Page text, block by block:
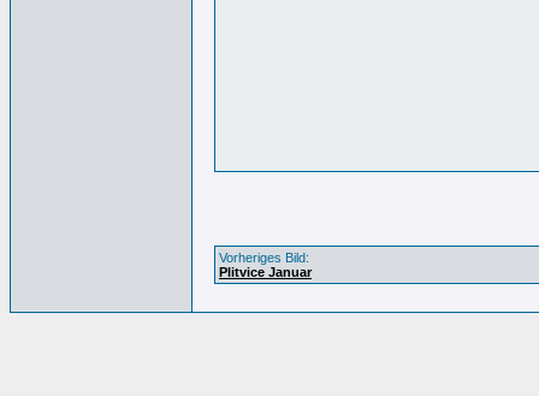
Vorheriges Bild:
Plitvice Januar